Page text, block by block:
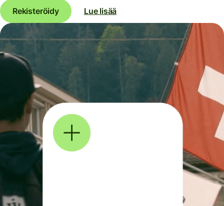
Rekisteröidy Lue lisää